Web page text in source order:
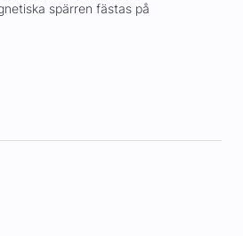
spärren fästas på